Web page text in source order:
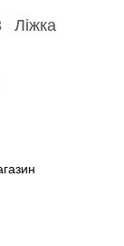
Ліжка